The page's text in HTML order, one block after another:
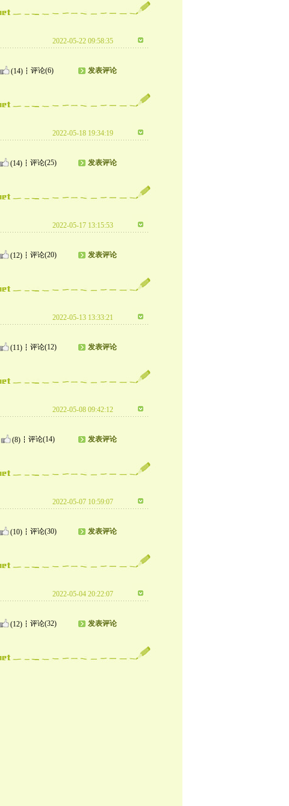
2022-05-22 09:58:35
(14) 评论(6) 发表评论
2022-05-18 19:34:19
(14) 评论(25) 发表评论
2022-05-17 13:15:53
(12) 评论(20) 发表评论
2022-05-13 13:33:21
(11) 评论(12) 发表评论
2022-05-08 09:42:12
(8) 评论(14) 发表评论
2022-05-07 10:59:07
(10) 评论(30) 发表评论
2022-05-04 20:22:07
(12) 评论(32) 发表评论